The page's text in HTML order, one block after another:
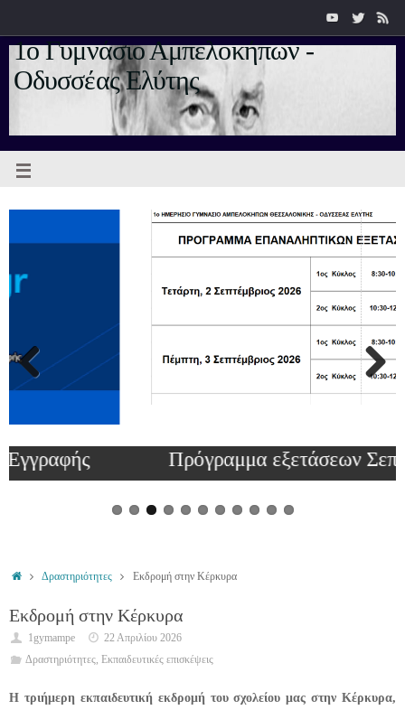
1ο Γυμνάσιο Αμπελοκήπων -
Οδυσσέας Ελύτης
Πρόγραμμα εξετάσεων Σεπτεμβρίου 2026
Δραστηριότητες Εκδρομή στην Κέρκυρα
Εκδρομή στην Κέρκυρα
1gymampe
22 Απριλίου 2026
Δραστηριότητες, Εκπαιδευτικές επισκέψεις
Η τριήμερη εκπαιδευτική εκδρομή του σχολείου μας στην Κέρκυρα,